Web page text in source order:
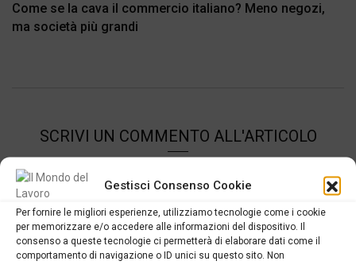
Gestisci Consenso Cookie
Per fornire le migliori esperienze, utilizziamo tecnologie come i cookie
per memorizzare e/o accedere alle informazioni del dispositivo. Il
consenso a queste tecnologie ci permetterà di elaborare dati come il
comportamento di navigazione o ID unici su questo sito. Non
Come se la cava il commercio italiano? Meno negozi,
ma società più grandi
SCRIVI UN COMMENTO ALL'ARTICOLO